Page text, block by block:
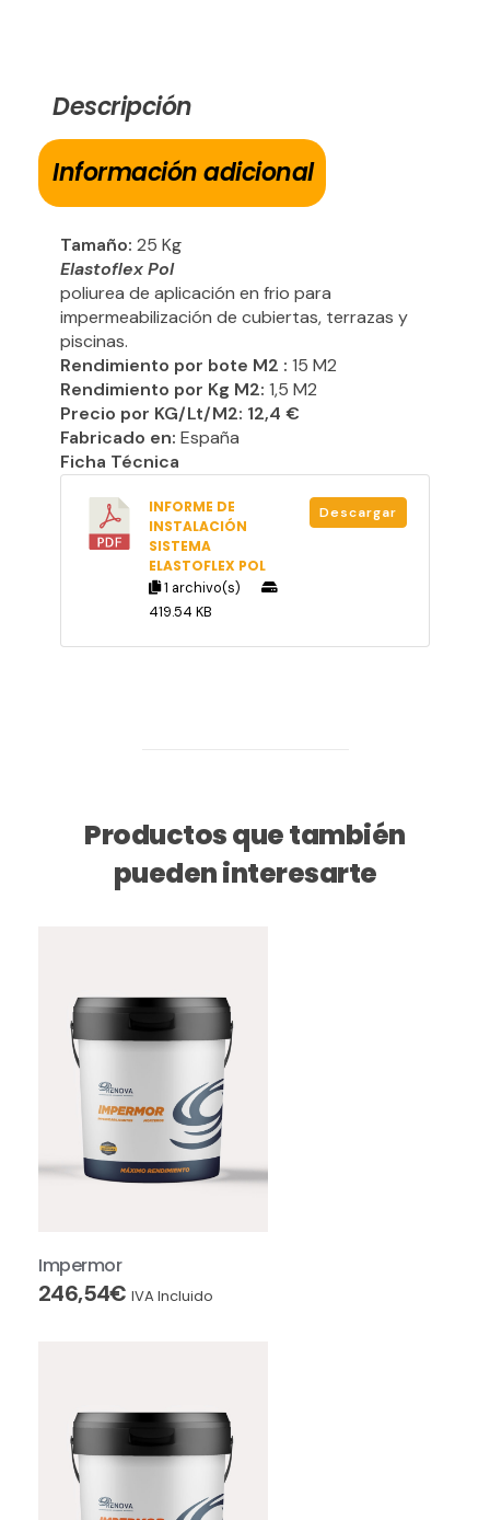
Descripción
Información adicional
Tamaño: 25 Kg
Elastoflex Pol
poliurea de aplicación en frio para
impermeabilización de cubiertas, terrazas y
piscinas.
Rendimiento por bote M2 : 15 M2
Rendimiento por Kg M2: 1,5 M2
Precio por KG/Lt/M2: 12,4 €
Fabricado en: España
Ficha Técnica
INFORME DE
INSTALACIÓN
SISTEMA
ELASTOFLEX POL
1 archivo(s)
419.54 KB
Descargar
Productos que también
pueden interesarte
Impermor
246,54€ IVA Incluido